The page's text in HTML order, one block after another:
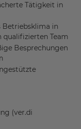
Tätigkeit in
Betriebsklima in
Team
Besprechungen
(ver.di